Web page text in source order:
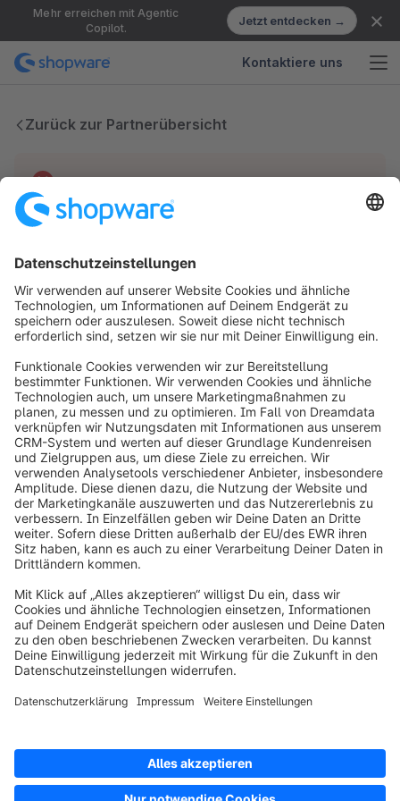
Mehr erreichen mit Agentic
Copilot.
Jetzt entdecken →
Kontaktiere uns
Zurück zur Partnerübersicht
Technische Probleme
info@shopware.com
Über Shopware
Produkt
Lösungen
Partner
Entwickler
Ressourcen
DatenschutzImpressumDigital Services Act (DSA)